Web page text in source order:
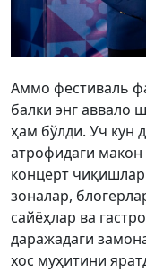
Аммо фестиваль
балки энг аввало
ҳам бўлди. Уч кун
атрофидаги макон
концерт
зоналар,
сайёҳлар ва
даражадаги
хос муҳитини